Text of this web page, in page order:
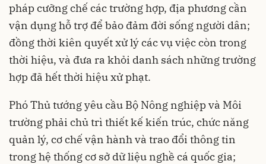
pháp cưỡng chế các trường hợp, địa phương cần
vận dụng hỗ trợ để bảo đảm đời sống người dân;
đồng thời kiên quyết xử lý các vụ việc còn trong
thời hiệu, và đưa ra khỏi danh sách những trường
hợp đã hết thời hiệu xử phạt.
Phó Thủ tướng yêu cầu Bộ Nông nghiệp và Môi
trường phải chủ trì thiết kế kiến trúc, chức năng
quản lý, cơ chế vận hành và trao đổi thông tin
trong hệ thống cơ sở dữ liệu nghề cá quốc gia;